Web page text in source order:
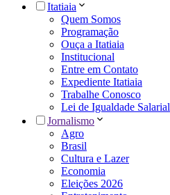
Itatiaia
Quem Somos
Programação
Ouça a Itatiaia
Institucional
Entre em Contato
Expediente Itatiaia
Trabalhe Conosco
Lei de Igualdade Salarial
Jornalismo
Agro
Brasil
Cultura e Lazer
Economia
Eleições 2026